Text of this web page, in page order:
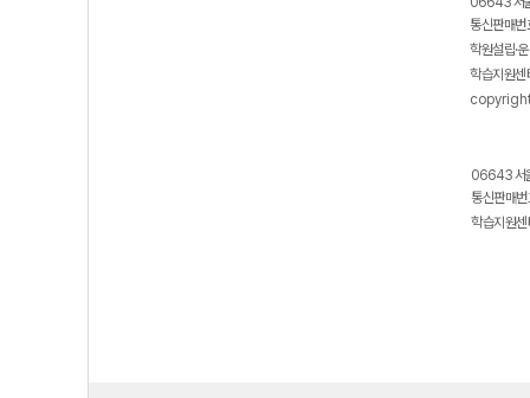
통신판매
학원설립·
학습지원
06643 서
통신판매
학습지원